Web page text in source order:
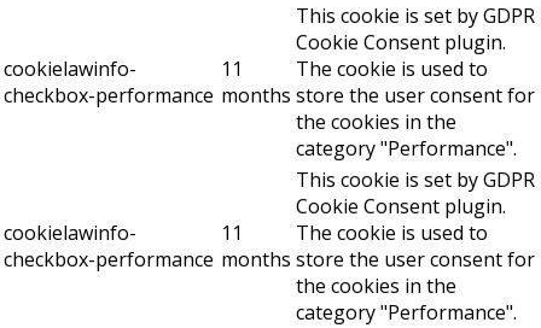
cookielawinfo-
checkbox-performance
11
months
This cookie is set by GDPR
Cookie Consent plugin.
The cookie is used to
store the user consent for
the cookies in the
category "Performance".
cookielawinfo-
checkbox-performance
11
months
This cookie is set by GDPR
Cookie Consent plugin.
The cookie is used to
store the user consent for
the cookies in the
category "Performance".